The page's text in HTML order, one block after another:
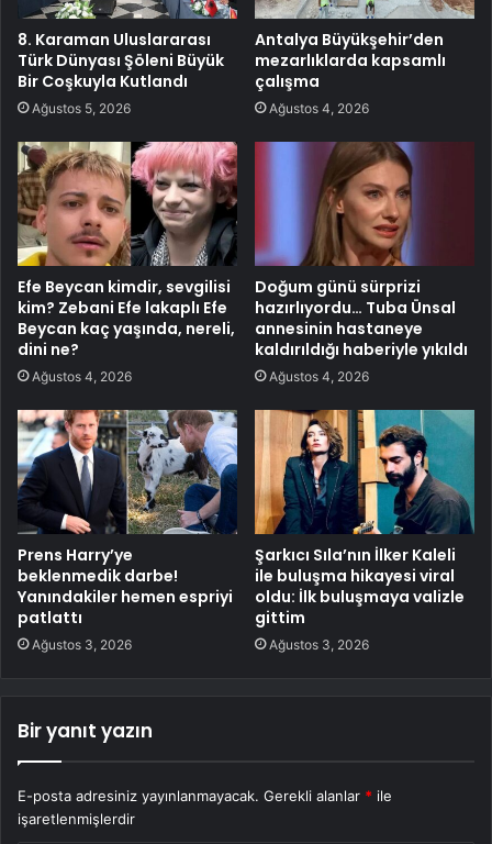
8. Karaman Uluslararası
Türk Dünyası Şöleni Büyük
Bir Coşkuyla Kutlandı
Ağustos 5, 2026
Antalya Büyükşehir’den
mezarlıklarda kapsamlı
çalışma
Ağustos 4, 2026
Efe Beycan kimdir, sevgilisi
kim? Zebani Efe lakaplı Efe
Beycan kaç yaşında, nereli,
dini ne?
Ağustos 4, 2026
Doğum günü sürprizi
hazırlıyordu… Tuba Ünsal
annesinin hastaneye
kaldırıldığı haberiyle yıkıldı
Ağustos 4, 2026
Prens Harry’ye
beklenmedik darbe!
Yanındakiler hemen espriyi
patlattı
Ağustos 3, 2026
Şarkıcı Sıla’nın İlker Kaleli
ile buluşma hikayesi viral
oldu: İlk buluşmaya valizle
gittim
Ağustos 3, 2026
Bir yanıt yazın
E-posta adresiniz yayınlanmayacak. Gerekli alanlar * ile
işaretlenmişlerdir